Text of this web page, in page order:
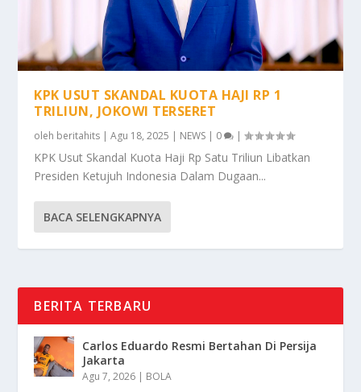
KPK USUT SKANDAL KUOTA HAJI RP 1
TRILIUN, JOKOWI TERSERET
oleh beritahits |Agu 18, 2025 | NEWS | 0 |
KPK Usut Skandal Kuota Haji Rp Satu Triliun Libatkan
Presiden Ketujuh Indonesia Dalam Dugaan...
BACA SELENGKAPNYA
BERITA TERBARU
Carlos Eduardo Resmi Bertahan Di Persija
Jakarta
Agu 7, 2026 | BOLA